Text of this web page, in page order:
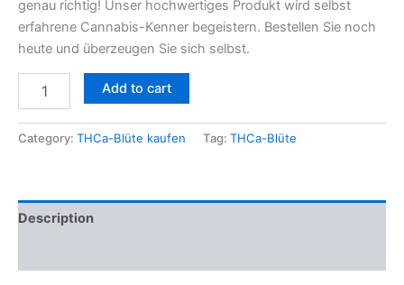
genau richtig! Unser hochwertiges Produkt wird selbst
erfahrene Cannabis-Kenner begeistern. Bestellen Sie noch
heute und überzeugen Sie sich selbst.
Add to cart
Category: THCa-Blüte kaufen Tag: THCa-Blüte
Description